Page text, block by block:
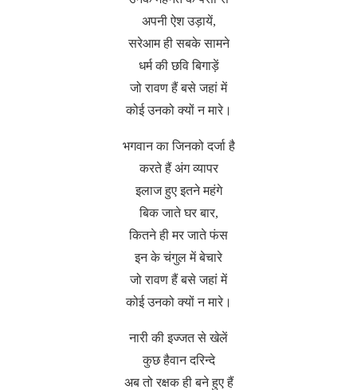
अपनी ऐश उड़ायें,
सरेआम ही सबके सामने
धर्म की छवि बिगाड़ें
जो रावण हैं बसे जहां में
कोई उनको क्यों न मारे।
भगवान का जिनको दर्जा है
करते हैं अंग व्यापर
इलाज हुए इतने महंगे
बिक जाते घर बार,
कितने ही मर जाते फंस
इन के चंगुल में बेचारे
जो रावण हैं बसे जहां में
कोई उनको क्यों न मारे।
नारी की इज्जत से खेलें
कुछ हैवान दरिन्दे
अब तो रक्षक ही बने हुए हैं